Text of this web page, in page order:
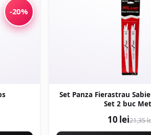
-20%
Set Panza Fierastrau
Set 2 buc
10 lei21,35